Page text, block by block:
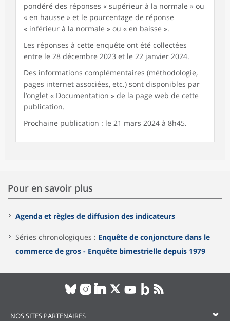
pondéré des réponses « supérieur à la normale » ou
« en hausse » et le pourcentage de réponse
« inférieur à la normale » ou « en baisse ».
Les réponses à cette enquête ont été collectées
entre le 28 décembre 2023 et le 22 janvier 2024.
Des informations complémentaires (méthodologie,
pages internet associées, etc.) sont disponibles par
l’onglet « Documentation » de la page web de cette
publication.
Prochaine publication : le 21 mars 2024 à 8h45.
Pour en savoir plus
Agenda et règles de diffusion des indicateurs
Séries chronologiques : Enquête de conjoncture dans le
commerce de gros - Enquête bimestrielle depuis 1979
NOS SITES PARTENAIRES